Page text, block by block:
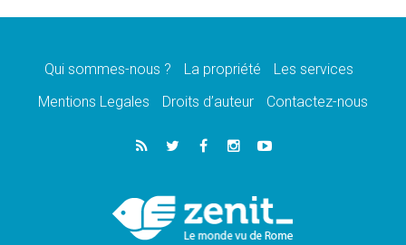
07.08.2026
07.08.2026
de l'Assomption et mémoire nationale
«La paix commence par l'empathie» estime
le cardinal Parolin
En Colombie, «la paix ne s'achète pas avec
une signature»
Qui sommes-nous ? La propriété
Les services
Mentions Legales
Droits d’auteur Contactez-nous